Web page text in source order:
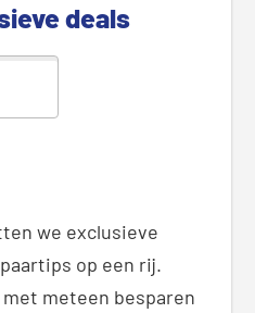
deals
we exclusieve
op een rij.
met meteen besparen